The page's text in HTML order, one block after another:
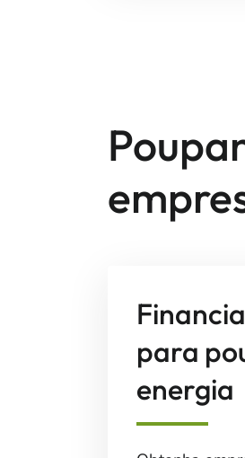
para
energia